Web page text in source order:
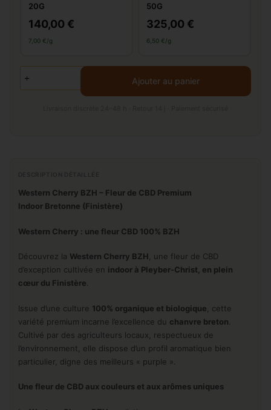
20G
140,00 €
7,00 €/g
50G
325,00 €
6,50 €/g
Ajouter au panier
Western Cherry BZH – Fleur de CBD Premium
Indoor Bretonne (Finistère)
Western Cherry : une fleur CBD 100% BZH
Découvrez la Western Cherry BZH , une fleur de CBD
d’exception cultivée en indoor à Pleyber-Christ, en plein
cœur du Finistère.
Issue d’une culture 100% organique et biologique , cette
variété premium incarne l’excellence du chanvre breton
Cultivé par des agriculteurs locaux, respectueux de
l’environnement, elle dispose d’un profil aromatique bien
particulier, digne des meilleurs « purple ».
Une fleur de CBD aux couleurs et aux arômes uniques